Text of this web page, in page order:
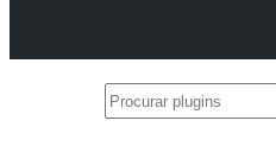
Procurar